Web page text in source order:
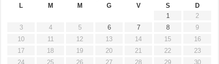
L
M M G V S
D
1
2
3
4 5 6 7 8
9
10
11 12 13 14 15
16
17
18 19 20 21 22
23
24
25 26 27 28 29
30